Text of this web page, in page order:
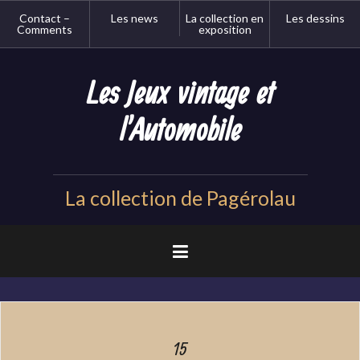
Contact –
Comments
Les news
La collection en
exposition
Les dessins
Les Jeux vintage et
l'Automobile
La collection de Pagérolau
15